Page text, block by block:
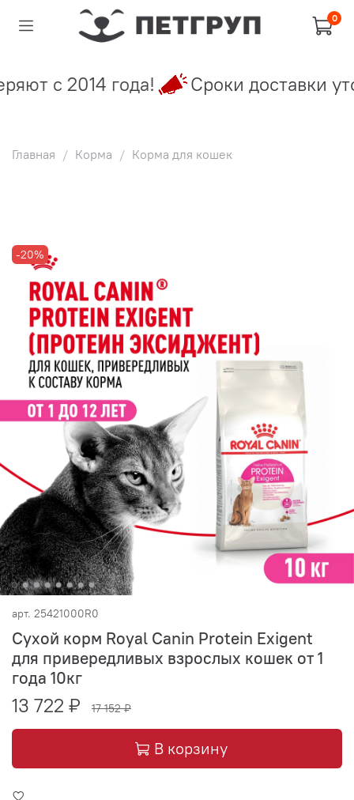
0
с 2014 года! Сроки доставки
Главная Корма Корма для кошек
-20%
арт. 25421000R0
Сухой корм Royal Canin Protein Exigent
для привередливых взрослых кошек от 1
года 10кг
13 722 ₽ 17 152 ₽
В корзину